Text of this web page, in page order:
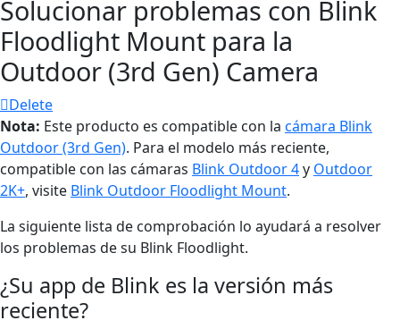
Solucionar problemas con Blink
Floodlight Mount para la
Outdoor (3rd Gen) Camera
Delete
Nota: Este producto es compatible con la cámara Blink
Outdoor (3rd Gen). Para el modelo más reciente,
compatible con las cámaras Blink Outdoor 4y Outdoor
2K+, visite Blink Outdoor Floodlight Mount.
La siguiente lista de comprobación lo ayudará a resolver
los problemas de su Blink Floodlight.
¿Su app de Blink es la versión más
reciente?